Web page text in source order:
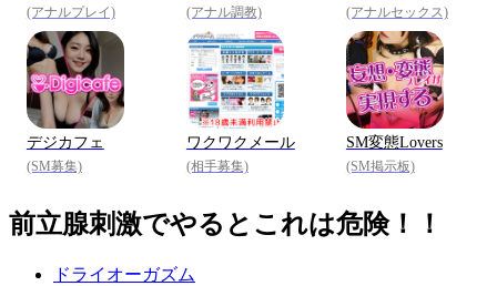
(アナルプレイ) (アナル調教) (アナルセックス)
デジカフェ
(SM募集)
ワクワクメール
(相手募集)
SM変態Lovers
(SM掲示板)
前立腺刺激でやるとこれは危険！！
ドライオーガズム